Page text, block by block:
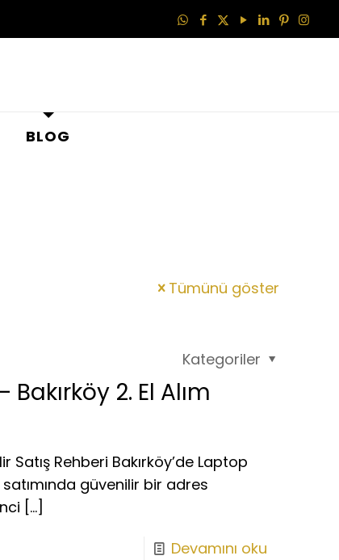
BLOG
Tümünü göster
Kategoriler
2. El Alım
Satış Rehberi Bakırköy’de Laptop
güvenilir bir adres
[…]
Devamını oku